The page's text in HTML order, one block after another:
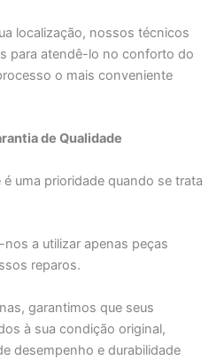
localização, nossos técnicos
para atendê-lo no conforto do
o mais conveniente
de Qualidade
uma prioridade quando se trata
a utilizar apenas peças
reparos.
garantimos que seus
à sua condição original,
desempenho e durabilidade